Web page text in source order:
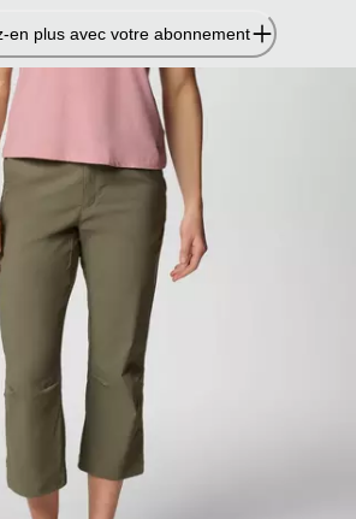
en plus avec votre abonnement